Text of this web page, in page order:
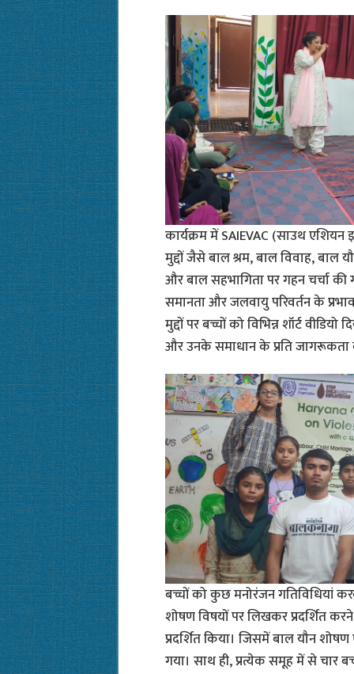
कार्यक्रम में SAIEVAC (साउथ
मुद्दों जैसे बाल श्रम, बाल विवाह, बाल
और बाल सहभागिता पर गहन चर्चा
समानता और जलवायु परिवर्तन के
मुद्दों पर बच्चों को विभिन्न शॉर्ट
और उनके समाधान के प्रति जागरूकता
बच्चों को कुछ मनोरंजन गतिविधियां
शोषण विषयों पर लिखकर प्रदर्शित
प्रदर्शित किया। जिसमें बाल यौन
गया। साथ ही, प्रत्येक समूह में से चार